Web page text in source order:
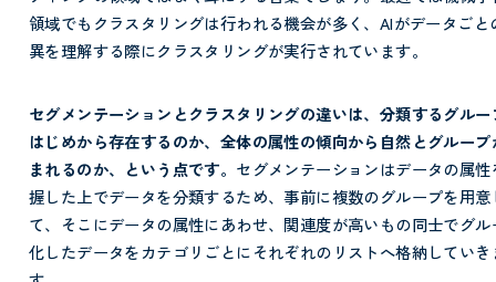
領域でもクラスタリングは行われる機会が多く、AIがデータごと
異を理解する際にクラスタリングが実行されています。
セグメンテーションとクラスタリングの違いは、分類するグルー
はじめから存在するのか、全体の属性の傾向から自然とグループ
まれるのか、という点です。 セグメンテーションはデータの属性
握した上でデータを分類するため、事前に複数のグループを用意
て、そこにデータの属性にあわせ、関連度が高いもの同士でグル
化したデータをカテゴリごとにそれぞれのリストへ格納していき